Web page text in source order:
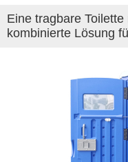
Eine tragbare
kombinierte Lösung